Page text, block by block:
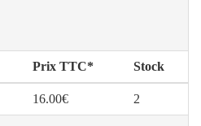
Prix TTC* Stock
16.00€ 2